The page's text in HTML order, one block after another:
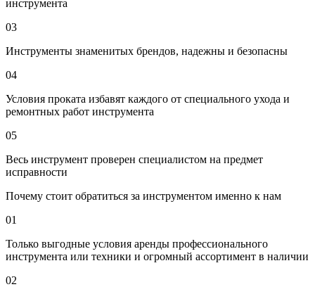
инструмента
03
Инструменты знаменитых брендов, надежны и безопасны
04
Условия проката избавят каждого от специального ухода и
ремонтных работ инструмента
05
Весь инструмент проверен специалистом на предмет
исправности
Почему стоит обратиться за инструментом именно к нам
01
Только выгодные условия аренды профессионального
инструмента или техники и огромный ассортимент в наличии
02